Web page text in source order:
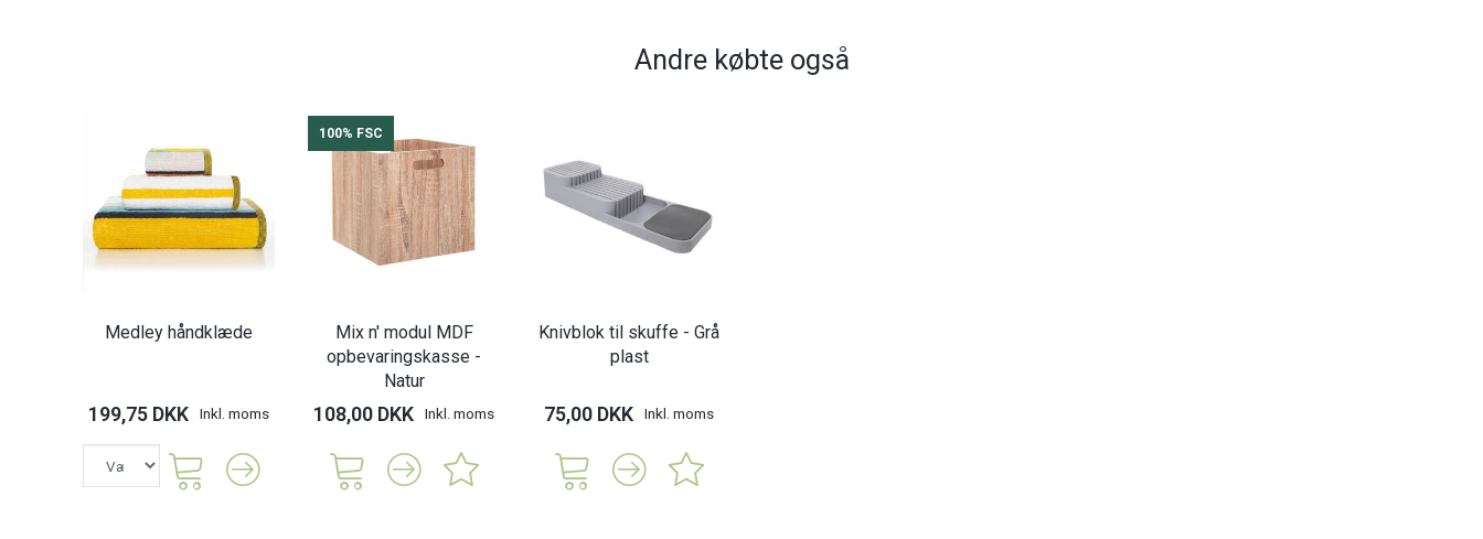
Andre købte også
Medley håndklæde
199,75 DKK Inkl. moms
100% FSC
Mix n' modul MDF
opbevaringskasse -
Natur
108,00 DKK Inkl. moms
Knivblok til skuffe - Grå
plast
75,00 DKK Inkl. moms